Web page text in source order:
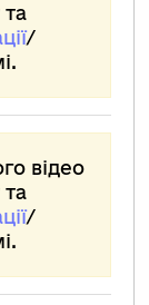
/
відео
/